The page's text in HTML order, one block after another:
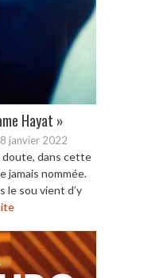
Hayat »
janvier 2022
doute, dans cette
jamais nommée.
le sou vient d’y